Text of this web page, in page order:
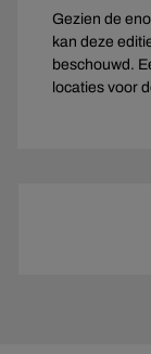
Gezien de
kan deze
beschouwd.
locaties voor